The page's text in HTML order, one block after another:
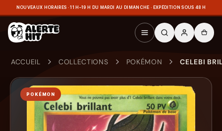
NOUVEAUX HORAIRES · 11 H–19 H DU MARDI AU DIMANCHE · EXPÉDITION SOUS 48 H
ACCUEIL COLLECTIONS POKÉMON CELEBI
POKÉMON